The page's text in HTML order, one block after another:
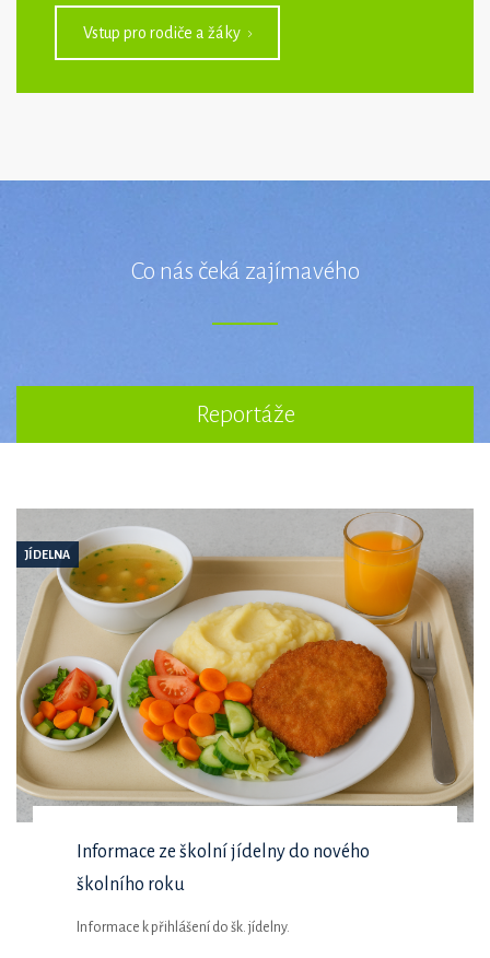
Vstup pro rodiče a žáky
Co nás čeká zajímavého
Reportáže
JÍDELNA
Informace ze školní jídelny do nového
školního roku
Informace k přihlášení do šk. jídelny.